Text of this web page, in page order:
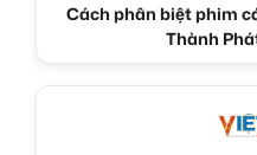
Cách phân biệt phim
Thành